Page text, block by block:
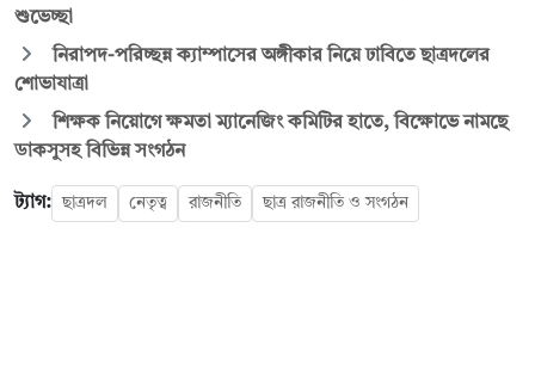
শুভেচ্ছা
নিরাপদ-পরিচ্ছন্ন ক্যাম্পাসের অঙ্গীকার নিয়ে ঢাবিতে ছাত্রদলের
শোভাযাত্রা
শিক্ষক নিয়োগে ক্ষমতা ম্যানেজিং কমিটির হাতে, বিক্ষোভে নামছে
ডাকসুসহ বিভিন্ন সংগঠন
ট্যাগ: ছাত্রদল নেতৃত্ব রাজনীতি ছাত্র রাজনীতি ও সংগঠন